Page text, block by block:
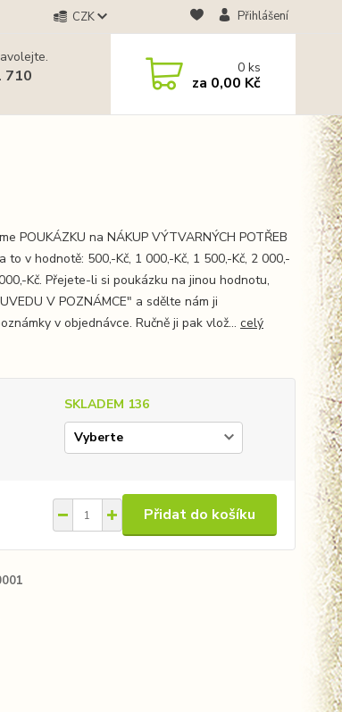
CZK Přihlášení
710 0ks
za 0,00 Kč
POUKÁZKU na NÁKUP VÝTVARNÝCH POTŘEB
to v hodnotě: 500,-Kč, 1 000,-Kč, 1 500,-Kč, 2 000,-
Kč. Přejete-li si poukázku na jinou hodnotu,
V POZNÁMCE" a sdělte nám ji
v objednávce. Ručně ji pak vlož... celý
SKLADEM 136
Přidat do košíku